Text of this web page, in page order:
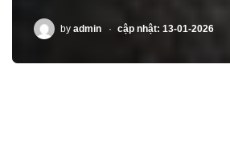
POSTED
by admin cập nhật: 13-01-2026